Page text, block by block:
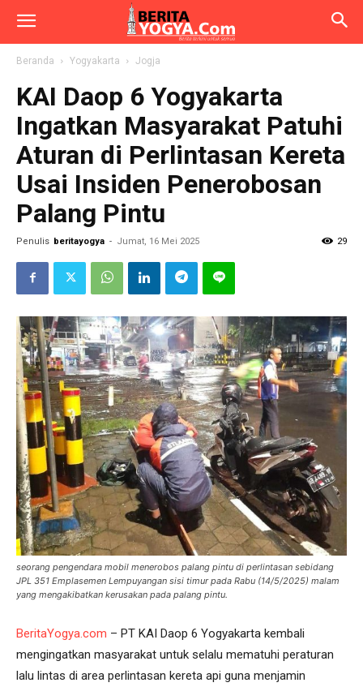
Beranda Yogyakarta Jogja
KAI Daop 6 Yogyakarta
Ingatkan Masyarakat Patuhi
Aturan di Perlintasan Kereta
Usai Insiden Penerobosan
Palang Pintu
Penulis beritayogya - Jumat, 16 Mei 2025 29
seorang pengendara mobil menerobos palang pintu di perlintasan sebidang
JPL 351 Emplasemen Lempuyangan sisi timur pada Rabu (14/5/2025) malam
yang mengakibatkan kerusakan pada palang pintu.
BeritaYogya.com – PT KAI Daop 6 Yogyakarta kembali
mengingatkan masyarakat untuk selalu mematuhi peraturan
lalu lintas di area perlintasan kereta api guna menjamin